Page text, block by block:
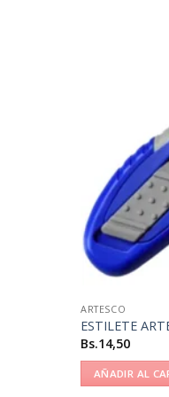
ARTESCO
ESTILETE
Bs.14,50
AÑADIR AL